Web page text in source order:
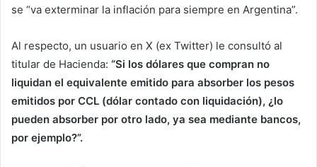
se “va exterminar la inflación para siempre en Argentina”.
Al respecto, un usuario en X (ex Twitter) le consultó al
titular de Hacienda: “Si los dólares que compran no
liquidan el equivalente emitido para absorber los pesos
emitidos por CCL (dólar contado con liquidación), ¿lo
pueden absorber por otro lado, ya sea mediante bancos,
por ejemplo?”.